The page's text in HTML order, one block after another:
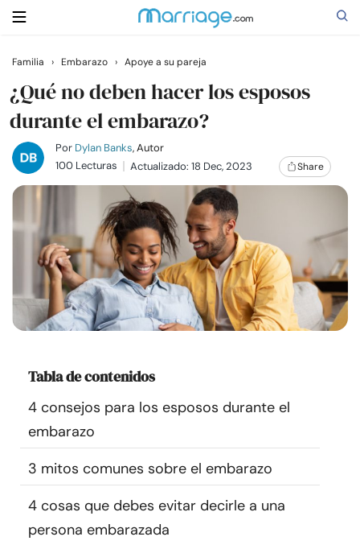
Buscar
Casarse
Relaciones
Familia
Ayuda
Cursos
Recursos
Comunidad
Encuentra un terapeuta
Idioma
Familia › Embarazo › Apoye a su pareja
¿Qué no deben hacer los esposos
durante el embarazo?
Por Dylan Banks, Autor
100 Lecturas
Actualizado: 18 Dec, 2023 Share
Tabla de contenidos
4 consejos para los esposos durante el
embarazo
3 mitos comunes sobre el embarazo
4 cosas que debes evitar decirle a una
persona embarazada